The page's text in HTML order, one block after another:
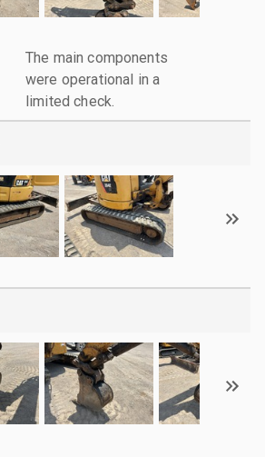
The main components
were operational in a
limited check.